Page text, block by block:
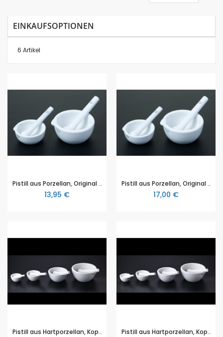
6 Artikel
Pistill aus Porzellan, Original Haldenwanger, Kopf -Ø: 24mm (für den Mörser 3300010014)
13,95 €
Pistill aus Porzellan, Original Haldenwanger, Kopf -Ø: 30mm (für den Mörser 3300010015)
17,00 €
Pistill aus Hartporzellan, Kopf -Ø: 24mm (passend für 3300010018 / 3300010018) Pistill aus Hartporzellan, Kopf -Ø: 30mm (passend für 3300010020 / 3300010021)
EINKAUFSOPTIONEN